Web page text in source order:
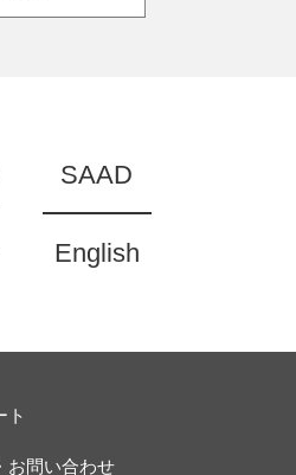
SAAD
English
ト
お問い合わせ